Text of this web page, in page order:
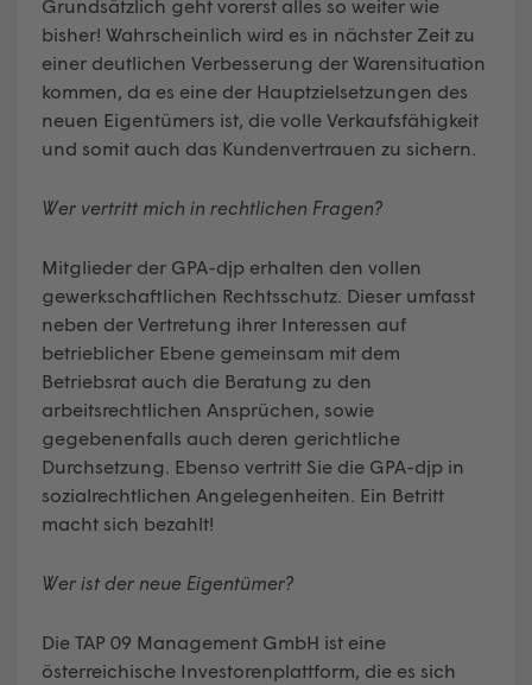
Grundsätzlich geht vorerst alles so weiter wie
bisher! Wahrscheinlich wird es in nächster Zeit zu
einer deutlichen Verbesserung der Warensituation
kommen, da es eine der Hauptzielsetzungen des
neuen Eigentümers ist, die volle Verkaufsfähigkeit
und somit auch das Kundenvertrauen zu sichern.
Wer vertritt mich in rechtlichen Fragen?
Mitglieder der GPA-djp erhalten den vollen
gewerkschaftlichen Rechtsschutz. Dieser umfasst
neben der Vertretung ihrer Interessen auf
betrieblicher Ebene gemeinsam mit dem
Betriebsrat auch die Beratung zu den
arbeitsrechtlichen Ansprüchen, sowie
gegebenenfalls auch deren gerichtliche
Durchsetzung. Ebenso vertritt Sie die GPA-djp in
sozialrechtlichen Angelegenheiten. Ein Betritt
macht sich bezahlt!
Wer ist der neue Eigentümer?
Die TAP 09 Management GmbH ist eine
österreichische Investorenplattform, die es sich